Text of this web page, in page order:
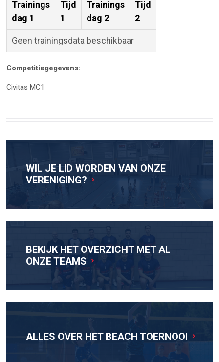
Trainings
dag 1
Tijd
1
Trainings
dag 2
Tijd
2
Geen trainingsdata beschikbaar
Competitiegegevens:
Civitas MC1
WIL JE LID WORDEN VAN ONZE
VERENIGING?
BEKIJK HET OVERZICHT MET AL
ONZE TEAMS
ALLES OVER HET BEACH TOERNOOI